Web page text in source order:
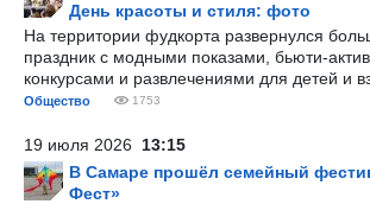
День красоты и стиля: фото
На территории фудкорта развернулся
праздник с модными показами, бьюти-
конкурсами и развлечениями для детей и
Общество 1753
19 июля 2026 13:15
В Самаре прошёл семейный
Фест»